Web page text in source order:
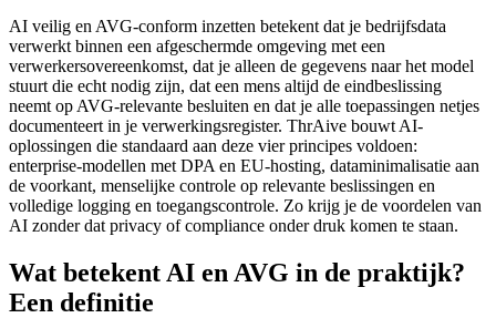
AI veilig en AVG-conform inzetten betekent dat je bedrijfsdata
verwerkt binnen een afgeschermde omgeving met een
verwerkersovereenkomst, dat je alleen de gegevens naar het model
stuurt die echt nodig zijn, dat een mens altijd de eindbeslissing
neemt op AVG-relevante besluiten en dat je alle toepassingen netjes
documenteert in je verwerkingsregister. ThrAive bouwt AI-
oplossingen die standaard aan deze vier principes voldoen:
enterprise-modellen met DPA en EU-hosting, dataminimalisatie aan
de voorkant, menselijke controle op relevante beslissingen en
volledige logging en toegangscontrole. Zo krijg je de voordelen van
AI zonder dat privacy of compliance onder druk komen te staan.
Wat betekent AI en AVG in de praktijk?
Een definitie